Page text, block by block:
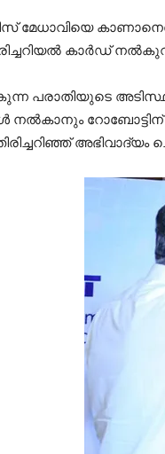
മേധാവിയെ
കാര്‍ഡ്
പരാതിയുടെ
നല്‍കാനും